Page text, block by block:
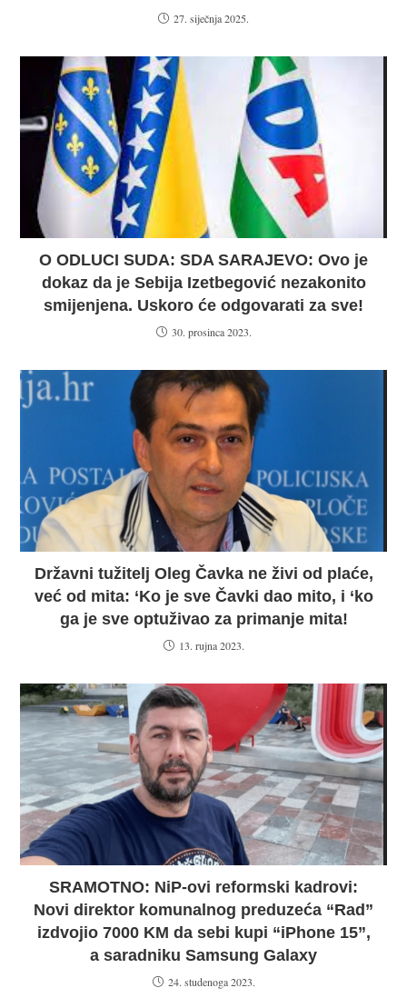
27. siječnja 2025.
O ODLUCI SUDA: SDA SARAJEVO: Ovo je
dokaz da je Sebija Izetbegović nezakonito
smijenjena. Uskoro će odgovarati za sve!
30. prosinca 2023.
Državni tužitelj Oleg Čavka ne živi od plaće,
već od mita: ‘Ko je sve Čavki dao mito, i ‘ko
ga je sve optuživao za primanje mita!
13. rujna 2023.
SRAMOTNO: NiP-ovi reformski kadrovi:
Novi direktor komunalnog preduzeća “Rad”
izdvojio 7000 KM da sebi kupi “iPhone 15”,
a saradniku Samsung Galaxy
24. studenoga 2023.